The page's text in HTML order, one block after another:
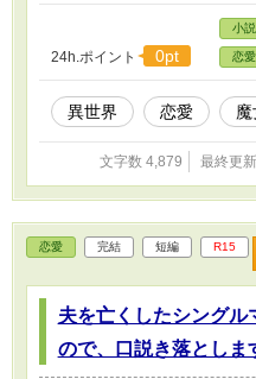
24h.ポイント 0pt
小説
恋愛
異世界 恋愛
文字数 4,879 最終更
恋愛 完結 短編 R15
夫を亡くしたシングル
ので、口説き落としま